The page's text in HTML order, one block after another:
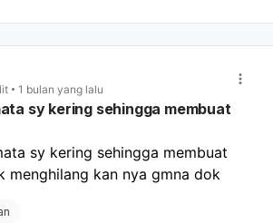
parfum.
pecah di sudut, jaga area tetap
jangan digosok. Karena sudah
hampir 2 bulan dan ada perubahan warna
periksa ke dokter kulit atau dokter
jadi perlu dilihat apakah ini dermatitis
infeksi jamur, atau kondisi lain. Kalau
butuh waktu beberapa minggu sampai
1 bulan yang lalu
sy kering sehingga membuat
sy kering sehingga membuat
menghilang kan nya gmna dok